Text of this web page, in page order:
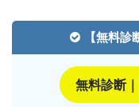
【無料
無料診断